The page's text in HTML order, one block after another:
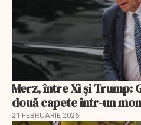
Merz, între Xi și Trump:
două capete într-un
21 FEBRUARIE 2026